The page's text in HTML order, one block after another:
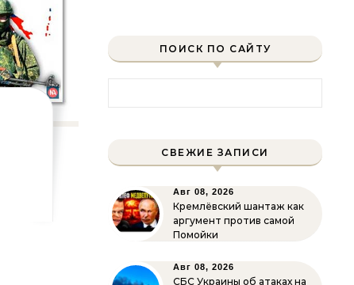
ПОИСК ПО САЙТУ
СВЕЖИЕ ЗАПИСИ
Авг 08, 2026
Кремлёвский шантаж как
аргумент против самой
Помойки
Авг 08, 2026
СБС Украины об атаках на